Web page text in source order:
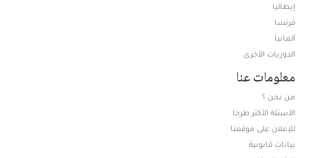
إيطاليا
فرنسا
ألمانيا
الدوريات الأخرى
معلومات عنا
من نحن ؟
الأسئلة الأكثر طرحا
للإعلان على موقعنا
بيانات قانونية